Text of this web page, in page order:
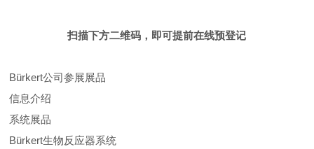
扫描下方二维码，即可提前在线预登记
Bürkert公司参展展品
信息介绍
系统展品
Bürkert生物反应器系统